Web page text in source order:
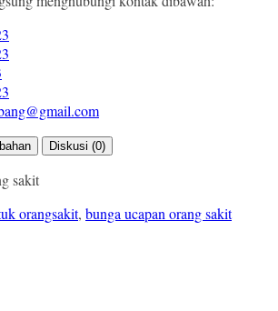
Diskusi (0)
orangsakit, bunga ucapan orang sakit